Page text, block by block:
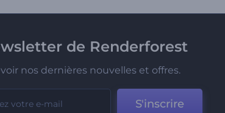
de Renderforest
nos dernières nouvelles et offres.
S'inscrire